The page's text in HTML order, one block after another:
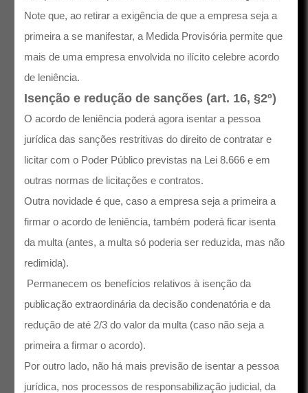
Note que, ao retirar a exigência de que a empresa seja a
primeira a se manifestar, a Medida Provisória permite que
mais de uma empresa envolvida no ilícito celebre acordo
de leniência.
Isenção e redução de sanções (art. 16, §2º)
O acordo de leniência poderá agora isentar a pessoa
jurídica das sanções restritivas do direito de contratar e
licitar com o Poder Público previstas na Lei 8.666 e em
outras normas de licitações e contratos.
Outra novidade é que, caso a empresa seja a primeira a
firmar o acordo de leniência, também poderá ficar isenta
da multa (antes, a multa só poderia ser reduzida, mas não
redimida).
Permanecem os benefícios relativos à isenção da
publicação extraordinária da decisão condenatória e da
redução de até 2/3 do valor da multa (caso não seja a
primeira a firmar o acordo).
Por outro lado, não há mais previsão de isentar a pessoa
jurídica, nos processos de responsabilização judicial, da